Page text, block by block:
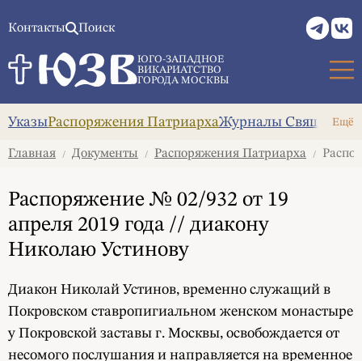
Контакты Поиск
ЮГО-ЗАПАДНОЕ
ВИКАРИАТСТВО
ГОРОДА МОСКВЫ
Ещё
УказыРаспоряжения ПатриархаЖурналы
Главная / Документы / Распоряжения Патриарха /
Распоряжение № 02/932 от 19
апреля 2019 года // диакону
Николаю Устинову
Диакон Николай Устинов, временно служащий в
Покровском ставропигиальном женском монастыре
у Покровской заставы г. Москвы, освобождается от
несомого послушания и направляется на временное